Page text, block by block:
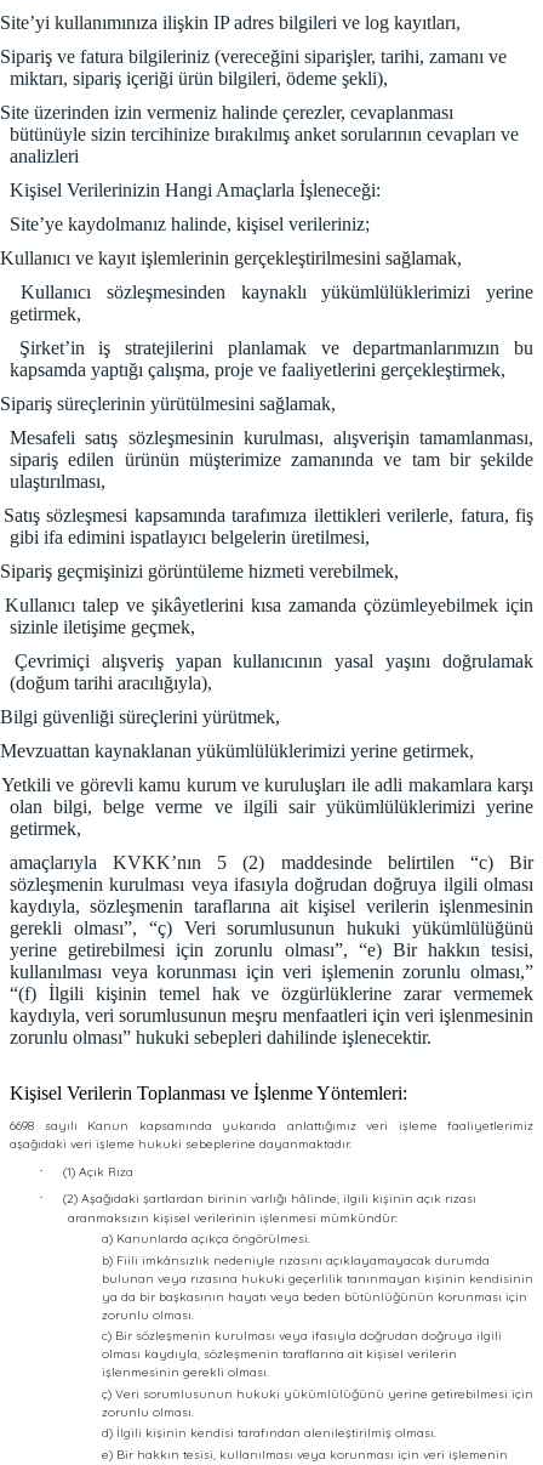
Site’yi kullanımınıza ilişkin IP adres bilgileri ve log kayıtları,
Sipariş ve fatura bilgileriniz (vereceğini siparişler, tarihi, zamanı ve
miktarı, sipariş içeriği ürün bilgileri, ödeme şekli),
Site üzerinden izin vermeniz halinde çerezler, cevaplanması
bütünüyle sizin tercihinize bırakılmış anket sorularının cevapları ve
analizleri
Kişisel Verilerinizin Hangi Amaçlarla İşleneceği:
Site’ye kaydolmanız halinde, kişisel verileriniz;
Kullanıcı ve kayıt işlemlerinin gerçekleştirilmesini sağlamak,
Kullanıcı sözleşmesinden kaynaklı yükümlülüklerimizi yerine
getirmek,
Şirket’in iş stratejilerini planlamak ve departmanlarımızın bu
kapsamda yaptığı çalışma, proje ve faaliyetlerini gerçekleştirmek,
Sipariş süreçlerinin yürütülmesini sağlamak,
Mesafeli satış sözleşmesinin kurulması, alışverişin tamamlanması,
sipariş edilen ürünün müşterimize zamanında ve tam bir şekilde
ulaştırılması,
Satış sözleşmesi kapsamında tarafımıza ilettikleri verilerle, fatura, fiş
gibi ifa edimini ispatlayıcı belgelerin üretilmesi,
Sipariş geçmişinizi görüntüleme hizmeti verebilmek,
Kullanıcı talep ve şikâyetlerini kısa zamanda çözümleyebilmek için
sizinle iletişime geçmek,
Çevrimiçi alışveriş yapan kullanıcının yasal yaşını doğrulamak
(doğum tarihi aracılığıyla),
Bilgi güvenliği süreçlerini yürütmek,
Mevzuattan kaynaklanan yükümlülüklerimizi yerine getirmek,
Yetkili ve görevli kamu kurum ve kuruluşları ile adli makamlara karşı
olan bilgi, belge verme ve ilgili sair yükümlülüklerimizi yerine
getirmek,
amaçlarıyla KVKK’nın 5 (2) maddesinde belirtilen “c) Bir
sözleşmenin kurulması veya ifasıyla doğrudan doğruya ilgili olması
kaydıyla, sözleşmenin taraflarına ait kişisel verilerin işlenmesinin
gerekli olması”, “ç) Veri sorumlusunun hukuki yükümlülüğünü
yerine getirebilmesi için zorunlu olması”, “e) Bir hakkın tesisi,
kullanılması veya korunması için veri işlemenin zorunlu olması,”
“(f) İlgili kişinin temel hak ve özgürlüklerine zarar vermemek
kaydıyla, veri sorumlusunun meşru menfaatleri için veri işlenmesinin
zorunlu olması” hukuki sebepleri dahilinde işlenecektir.
Kişisel Verilerin Toplanması ve İşlenme Yöntemleri:
6698 sayılı Kanun kapsamında yukarıda anlattığımız veri işleme faaliyetlerimiz
aşağıdaki veri işleme hukuki sebeplerine dayanmaktadır.
· (1) Açık Rıza
·
(2) Aşağıdaki şartlardan birinin varlığı hâlinde, ilgili kişinin açık rızası
aranmaksızın kişisel verilerinin işlenmesi mümkündür:
a) Kanunlarda açıkça öngörülmesi.
b) Fiili imkânsızlık nedeniyle rızasını açıklayamayacak durumda
bulunan veya rızasına hukuki geçerlilik tanınmayan kişinin kendisinin
ya da bir başkasının hayatı veya beden bütünlüğünün korunması için
zorunlu olması.
c) Bir sözleşmenin kurulması veya ifasıyla doğrudan doğruya ilgili
olması kaydıyla, sözleşmenin taraflarına ait kişisel verilerin
işlenmesinin gerekli olması.
ç) Veri sorumlusunun hukuki yükümlülüğünü yerine getirebilmesi için
zorunlu olması.
d) İlgili kişinin kendisi tarafından alenileştirilmiş olması.
e) Bir hakkın tesisi, kullanılması veya korunması için veri işlemenin